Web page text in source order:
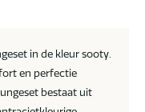
in de kleur sooty.
en perfectie
bestaat uit